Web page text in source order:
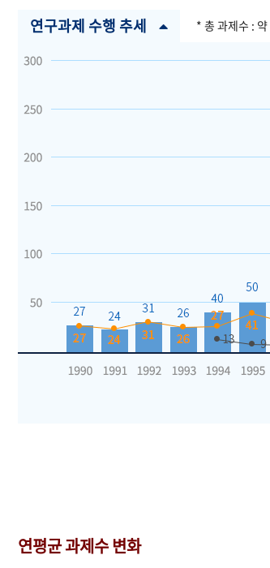
연구과제 수행 추세 * 총 과제수 :
연평균 과제수 변화